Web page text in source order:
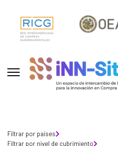
Filtrar por países
Filtrar por nivel de cubrimiento